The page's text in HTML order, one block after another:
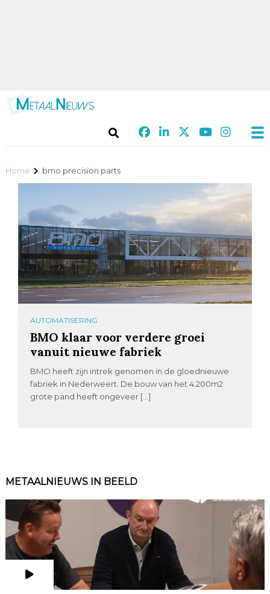
Home bmo precision parts
AUTOMATISERING
BMO klaar voor verdere groei
vanuit nieuwe fabriek
BMO heeft zijn intrek genomen in de gloednieuwe
fabriek in Nederweert. De bouw van het 4.200m2
grote pand heeft ongeveer […]
METAALNIEUWS IN BEELD